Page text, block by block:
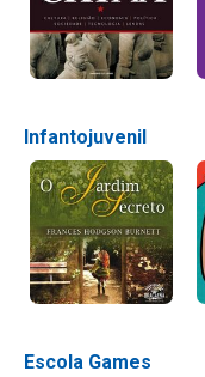
Infantojuvenil
Escola Games